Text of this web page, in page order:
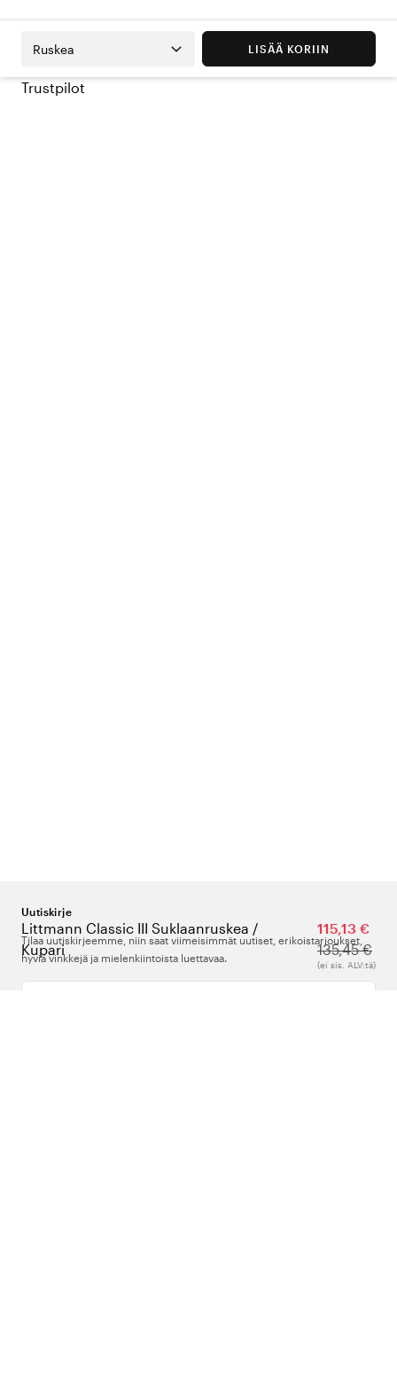
Littmann Classic III Suklaanruskea /
Kupari
115,13 €
135,45 €
(ei sis. ALV:tä)
Ruskea LISÄÄ KORIIN
Trustpilot
Uutiskirje
Tilaa uutiskirjeemme, niin saat viimeisimmät uutiset, erikoistarjoukset,
hyviä vinkkejä ja mielenkiintoista luettavaa.
Kirjoita sähköpostiosoitteesi